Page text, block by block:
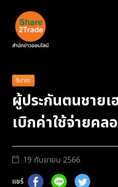
จิปาถะ
ผู้ประกันตนชาย
เบิกค่าใช้จ่ายคล
19 กันยายน 2566
แชร์